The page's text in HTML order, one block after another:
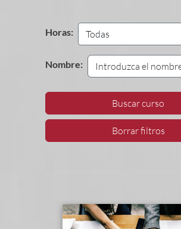
Horas:
Nombre:
Buscar curso
Borrar filtros